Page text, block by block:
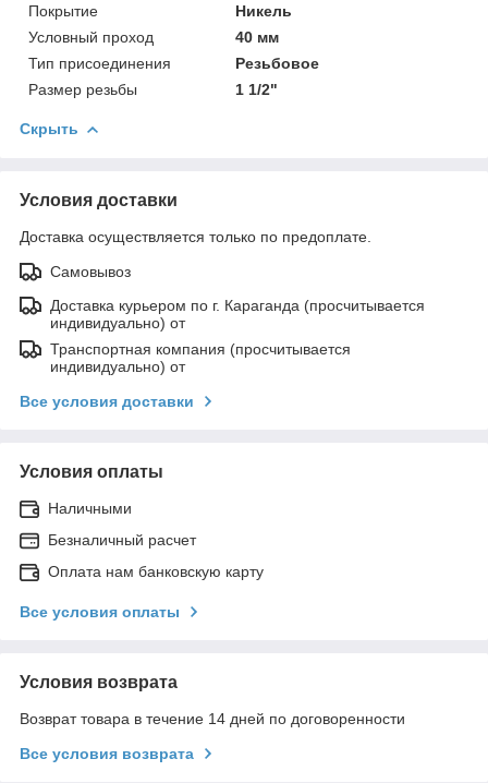
Покрытие
Никель
Условный проход
40 мм
Тип присоединения
Резьбовое
Размер резьбы
1 1/2"
Скрыть
Условия доставки
Доставка осуществляется только по предоплате.
Самовывоз
Доставка курьером по г. Караганда (просчитывается
индивидуально) от
Транспортная компания (просчитывается
индивидуально) от
Все условия доставки
Условия оплаты
Наличными
Безналичный расчет
Оплата нам банковскую карту
Все условия оплаты
Условия возврата
Возврат товара в течение 14 дней по договоренности
Все условия возврата